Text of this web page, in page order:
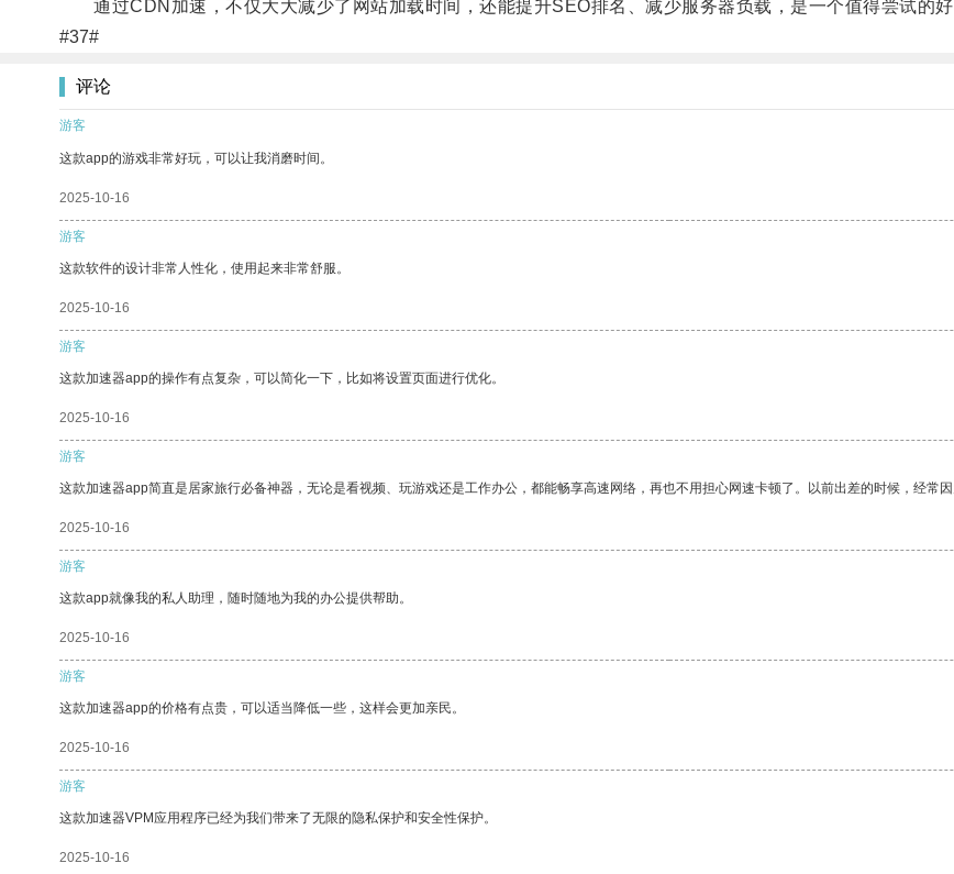
通过CDN加速，不仅大大减少了网站加载时间，还能提升SEO排名、减少服务器负载，是一个值得尝试的好
#37#
评论
游客
这款app的游戏非常好玩，可以让我消磨时间。
2025-10-16
游客
这款软件的设计非常人性化，使用起来非常舒服。
2025-10-16
游客
这款加速器app的操作有点复杂，可以简化一下，比如将设置页面进行优化。
2025-10-16
游客
这款加速器app简直是居家旅行必备神器，无论是看视频、玩游戏还是工作办公，都能畅享高速网络，再也不用担心网速卡顿了。以前出差的时候，经常
2025-10-16
游客
这款app就像我的私人助理，随时随地为我的办公提供帮助。
2025-10-16
游客
这款加速器app的价格有点贵，可以适当降低一些，这样会更加亲民。
2025-10-16
游客
这款加速器VPM应用程序已经为我们带来了无限的隐私保护和安全性保护。
2025-10-16